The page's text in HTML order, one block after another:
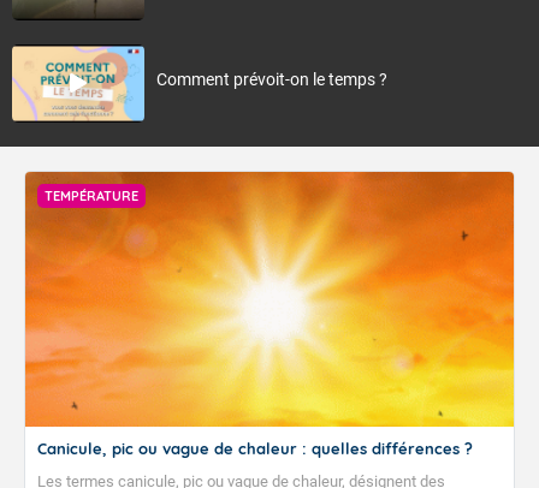
Comment prévoit-on le temps ?
TEMPÉRATURE
Canicule, pic ou vague de chaleur : quelles différences ?
Les termes canicule, pic ou vague de chaleur, désignent des